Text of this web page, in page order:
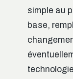
simple au
base,